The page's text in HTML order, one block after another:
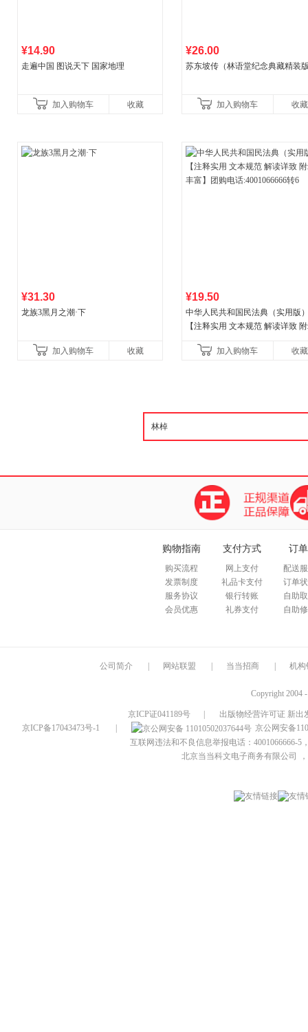
¥14.90
走遍中国 图说天下 国家地理
加入购物车 收藏
¥26.00
苏东坡传（林语堂纪念典藏精装
加入购物车 收藏
¥31.30
龙族3黑月之潮·下
加入购物车 收藏
¥19.50
中华人民共和国民法典（实用版
【注释实用 文本规范 解读详致
加入购物车
收藏
购物指南
购买流程
发票制度
服务协议
会员优惠
支付方式
网上支付
礼品卡支付
银行转账
礼券支付
订
配送
订单
自助
自助
公司简介 网站联盟 当当招商 机构
Copyright 2004
京ICP证041189号
出版物经营许可证 新出
京ICP备17043473号-1
京公网安备
互联网违法和不良信息举报电话：4001066666-5
北京当当科文电子商务有限公司